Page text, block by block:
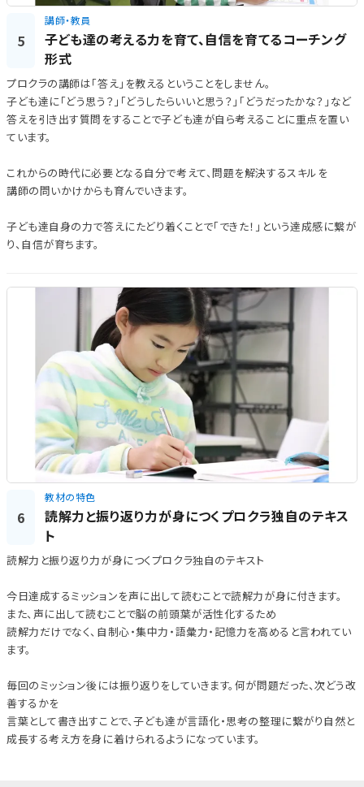
5
講師・教員
子ども達の考える力を育て、自信を育てるコーチング
形式
プロクラの講師は「答え」を教えるということをしません。
子ども達に「どう思う？」「どうしたらいいと思う？」「どうだったかな？」など
答えを引き出す質問をすることで子ども達が自ら考えることに重点を置い
ています。
これからの時代に必要となる自分で考えて、問題を解決するスキルを
講師の問いかけからも育んでいきます。
子ども達自身の力で答えにたどり着くことで「できた！」という達成感に繋が
り、自信が育ちます。
6
教材の特色
読解力と振り返り力が身につくプロクラ独自のテキス
ト
読解力と振り返り力が身につくプロクラ独自のテキスト
今日達成するミッションを声に出して読むことで読解力が身に付きます。
また、声に出して読むことで脳の前頭葉が活性化するため
読解力だけでなく、自制心・集中力・語彙力・記憶力を高めると言われてい
ます。
毎回のミッション後には振り返りをしていきます。何が問題だった、次どう改
善するかを
言葉として書き出すことで、子ども達が言語化・思考の整理に繋がり自然と
成長する考え方を身に着けられるようになっています。